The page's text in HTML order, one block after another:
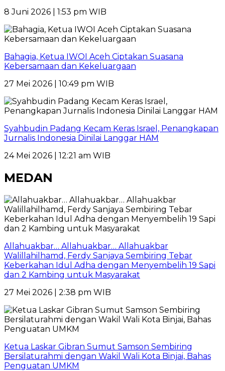
8 Juni 2026 | 1:53 pm WIB
Bahagia, Ketua IWOI Aceh Ciptakan Suasana
Kebersamaan dan Kekeluargaan
27 Mei 2026 | 10:49 pm WIB
Syahbudin Padang Kecam Keras Israel, Penangkapan
Jurnalis Indonesia Dinilai Langgar HAM
24 Mei 2026 | 12:21 am WIB
MEDAN
Allahuakbar… Allahuakbar… Allahuakbar
Walillahilhamd, Ferdy Sanjaya Sembiring Tebar
Keberkahan Idul Adha dengan Menyembelih 19 Sapi
dan 2 Kambing untuk Masyarakat
27 Mei 2026 | 2:38 pm WIB
Ketua Laskar Gibran Sumut Samson Sembiring
Bersilaturahmi dengan Wakil Wali Kota Binjai, Bahas
Penguatan UMKM